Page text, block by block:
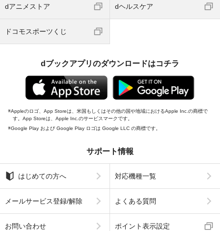
dアニメストア dヘルスケア
ドコモスポーツくじ
dブックアプリのダウンロードはコチラ
Appleのロゴ、App Storeは、米国もしくはその他の国や地域におけるApple Inc.の商標で
す。App Storeは、Apple Inc.のサービスマークです。
Google Play および Google Play ロゴは Google LLC の商標です。
サポート情報
はじめての方へ 対応機種一覧
メールサービス登録/解除 よくある質問
お問い合わせ ポイント表示設定